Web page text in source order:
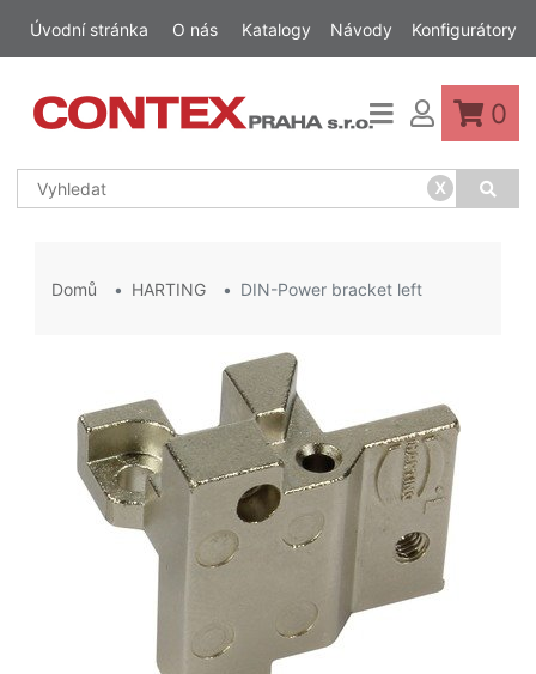
Úvodní stránka O nás Katalogy Návody Konfigurátory
x
0
Domů HARTING DIN-Power bracket left